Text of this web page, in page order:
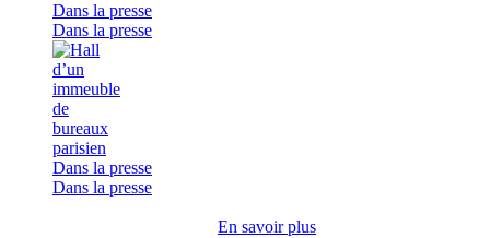
Dans la presse
Dans la presse
Dans la presse
Dans la presse
En savoir plus